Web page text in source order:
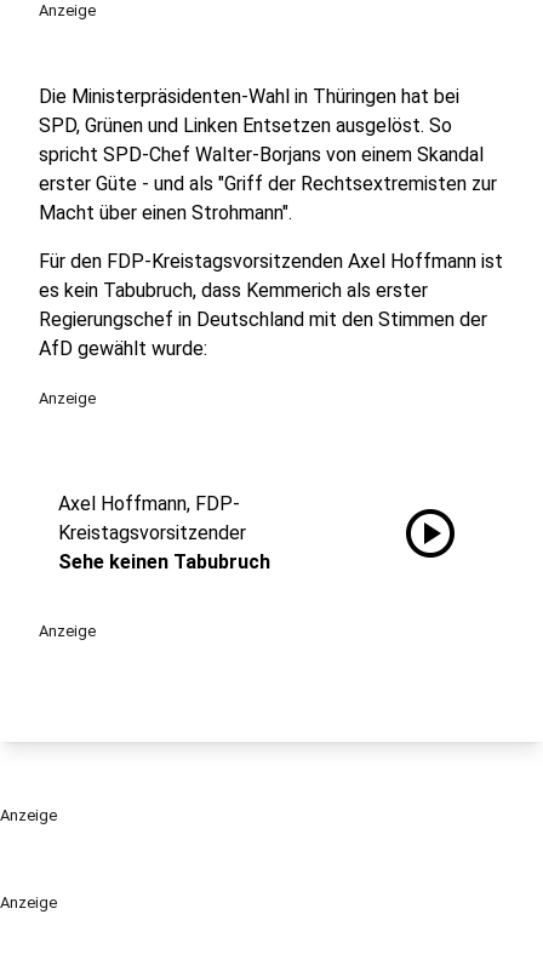
Anzeige
Anzeige
Die Ministerpräsidenten-Wahl in Thüringen hat bei
SPD, Grünen und Linken Entsetzen ausgelöst. So
spricht SPD-Chef Walter-Borjans von einem Skandal
erster Güte - und als "Griff der Rechtsextremisten zur
Macht über einen Strohmann".
Für den FDP-Kreistagsvorsitzenden Axel Hoffmann ist
es kein Tabubruch, dass Kemmerich als erster
Regierungschef in Deutschland mit den Stimmen der
AfD gewählt wurde:
Anzeige
Axel Hoffmann, FDP-
Kreistagsvorsitzender
Sehe keinen Tabubruch
play_circle
Anzeige
Anzeige